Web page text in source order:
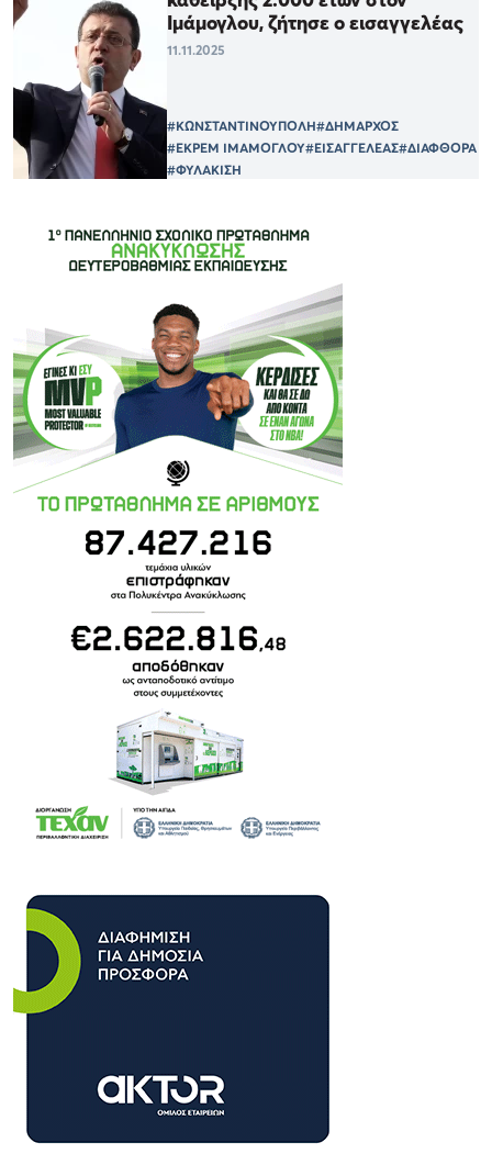
Ιμάμογλου, ζήτησε ο εισαγγελέας
11.11.2025
#ΚΩΝΣΤΑΝΤΙΝΟΥΠΟΛΗ#ΔΗΜΑΡΧΟΣ
#ΕΚΡΕΜ ΙΜΑΜΟΓΛΟΥ#ΕΙΣΑΓΓΕΛΕΑΣ#ΔΙΑΦΘΟΡΑ
#ΦΥΛΑΚΙΣΗ